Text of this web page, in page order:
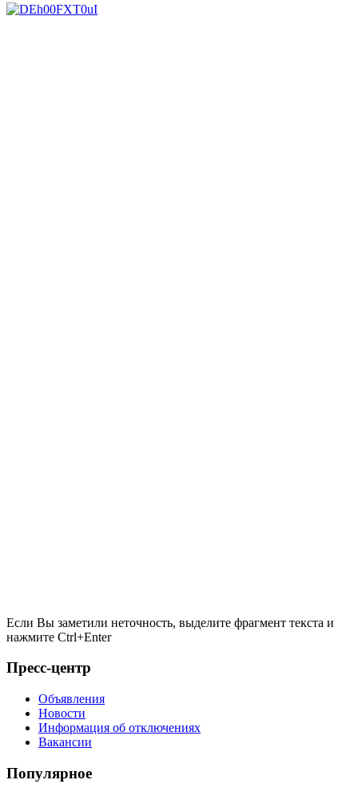
Если Вы заметили неточность, выделите фрагмент текста и
нажмите Ctrl+Enter
Пресс-центр
Объявления
Новости
Информация об отключениях
Вакансии
Популярное